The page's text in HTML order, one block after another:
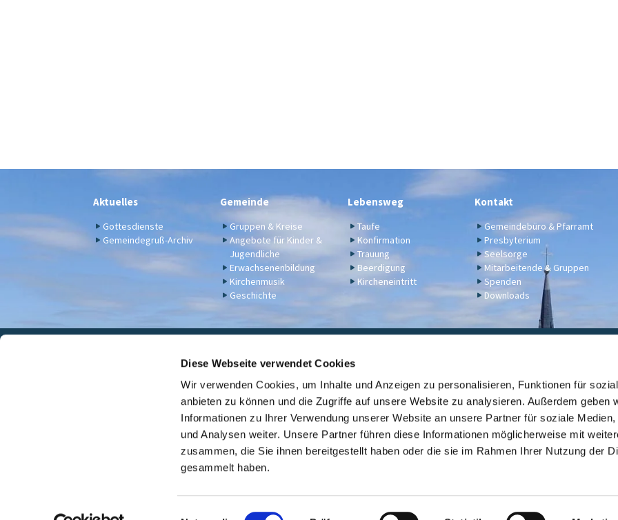
Diese Webseite verwendet Cookies
Wir verwenden Cookies, um Inhalte und Anzeigen zu personalisieren, Funktionen für
anbieten zu können und die Zugriffe auf unsere Website zu analysieren. Außerdem geben
Informationen zu Ihrer Verwendung unserer Website an unsere Partner für soziale Medien,
und Analysen weiter. Unsere Partner führen diese Informationen möglicherweise mit
zusammen, die Sie ihnen bereitgestellt haben oder die sie im Rahmen Ihrer Nutzung der
gesammelt haben.
Aktuelles
Gottesdienste
Gemeindegruß-Archiv
Gemeinde
Gruppen & Kreise
Angebote für Kinder &
Jugendliche
Erwachsenenbildung
Kirchenmusik
Geschichte
Lebensweg
Taufe
Konfirmation
Trauung
Beerdigung
Kircheneintritt
Kontakt
Gemeindebüro & Pfarramt
Presbyterium
Seelsorge
Mitarbeitende & Gruppen
Spenden
Downloads
Für Spenden u. a. - Bankverbindung: KD Bank (Bank für Kirche und Diakonie), IBAN: DE14 3506 0190 6531
Kontaktinformationenev. Kirche Engers
Link zur Übersicht der evangelischen Kirchengemeinden der Stadt